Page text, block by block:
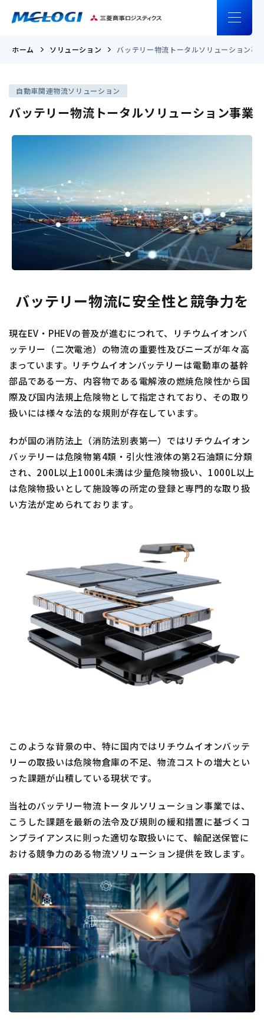
ホーム ソリューション バッテリー物流トータルソリューション事
自動車関連物流ソリューション
バッテリー物流トータルソリューション事業
バッテリー物流に安全性と競争力を
現在EV・PHEVの普及が進むにつれて、リチウムイオンバ
ッテリー（二次電池）の物流の重要性及びニーズが年々高
まっています。リチウムイオンバッテリーは電動車の基幹
部品である一方、内容物である電解液の燃焼危険性から国
際及び国内法規上危険物として指定されており、その取り
扱いには様々な法的な規則が存在しています。
わが国の消防法上（消防法別表第一）ではリチウムイオン
バッテリーは危険物第4類・引火性液体の第2石油類に分類
され、200L以上1000L未満は少量危険物扱い、1000L以上
は危険物扱いとして施設等の所定の登録と専門的な取り扱
い方法が定められております。
このような背景の中、特に国内ではリチウムイオンバッテ
リーの取扱いは危険物倉庫の不足、物流コストの増大とい
った課題が山積している現状です。
当社のバッテリー物流トータルソリューション事業では、
こうした課題を最新の法令及び規則の緩和措置に基づくコ
ンプライアンスに則った適切な取扱いにて、輸配送保管に
おける競争力のある物流ソリューション提供を致します。